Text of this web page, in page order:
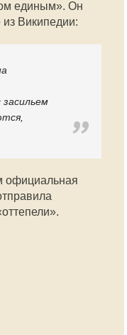
единым». Он
из Википедии:
официальная